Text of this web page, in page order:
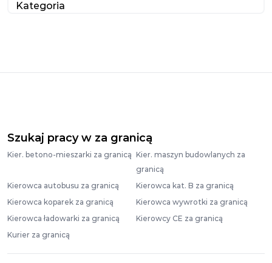
Szukaj pracy w za granicą
Kier. betono-mieszarki za granicą Kier. maszyn budowlanych za
granicą
Kierowca autobusu za granicą
Kierowca kat. B za granicą
Kierowca koparek za granicą
Kierowca wywrotki za granicą
Kierowca ładowarki za granicą
Kierowcy CE za granicą
Kurier za granicą